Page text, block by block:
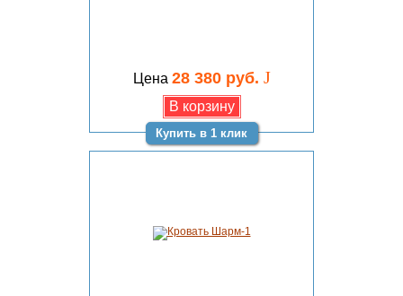
Цена 28 380 руб. J
Купить в 1 клик